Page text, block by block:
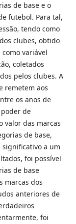
de base e o
futebol. Para tal,
tendo como
clubes, obtido
variável
coletados
pelos clubes. A
remetem aos
os anos de
de
valor das marcas
de base,
a um
foi possível
de base
marcas dos
anteriores de
foi